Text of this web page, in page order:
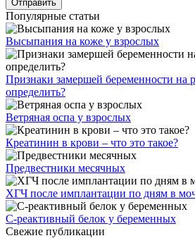
Популярные статьи
Высыпания на коже у взрослых
Признаки замершей беременности на
определить?
Ветряная оспа у взрослых
Креатинин в крови – что это такое?
Предвестники месячных
ХГЧ после имплантации по дням в
С-реактивный белок у беременных
Свежие публикации